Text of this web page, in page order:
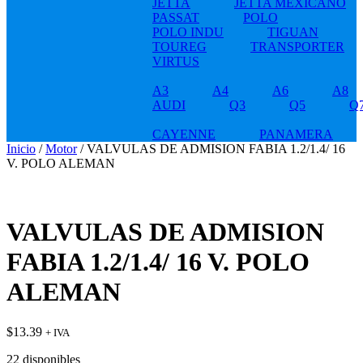
JETTA
JETTA MEXICANO
PASSAT
POLO
POLO INDU
TIGUAN
TOUREG
TRANSPORTER
VIRTUS
A3 A4 A6
A8
AUDI
Q3 Q5
CAYENNE
PANAMERA
Inicio /Motor/ VALVULAS DE ADMISION FABIA 1.2/1.4/ 16
V. POLO ALEMAN
VALVULAS DE ADMISION
FABIA 1.2/1.4/ 16 V. POLO
ALEMAN
$13.39 + IVA
22 disponibles